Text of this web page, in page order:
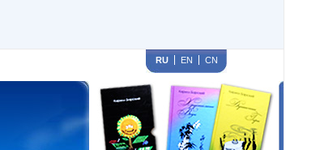
RU EN CN